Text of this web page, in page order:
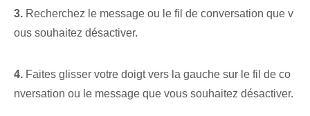
3. Recherchez le message ou le fil de conversation que v
ous souhaitez désactiver.
4. Faites glisser votre doigt vers la gauche sur le fil de co
nversation ou le message que vous souhaitez désactiver.